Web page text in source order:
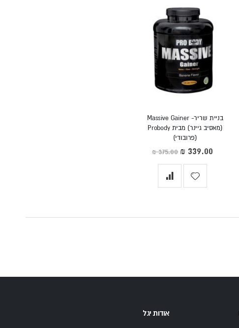
בניית שריר- Massive Gainer
(מאסיב גיינר) מבית Probody
(פרובודי)
‏375.00 ₪ מחיר
מיוחד
אודות יגל